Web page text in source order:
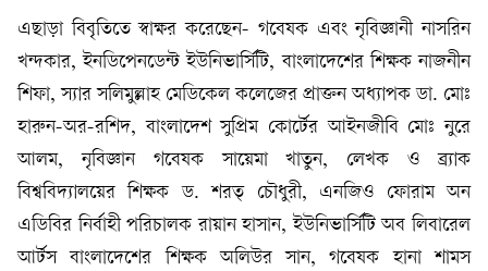
এছাড়া বিবৃতিতে স্বাক্ষর করেছেন- গবেষক এবং নৃবিজ্ঞানী নাসরিন
খন্দকার, ইনডিপেনডেন্ট ইউনিভার্সিটি, বাংলাদেশের শিক্ষক নাজনীন
শিফা, স্যার সলিমুল্লাহ মেডিকেল কলেজের প্রাক্তন অধ্যাপক ডা. মোঃ
হারুন-অর-রশিদ, বাংলাদেশ সুপ্রিম কোর্টের আইনজীবি মোঃ নুরে
আলম, নৃবিজ্ঞান গবেষক সায়েমা খাতুন, লেখক ও ব্র্যাক
বিশ্ববিদ্যালয়ের শিক্ষক ড. শরত্ চৌধুরী, এনজিও ফোরাম অন
এডিবির নির্বাহী পরিচালক রায়ান হাসান, ইউনিভার্সিটি অব লিবারেল
আর্টস বাংলাদেশের শিক্ষক অলিউর সান, গবেষক হানা শামস